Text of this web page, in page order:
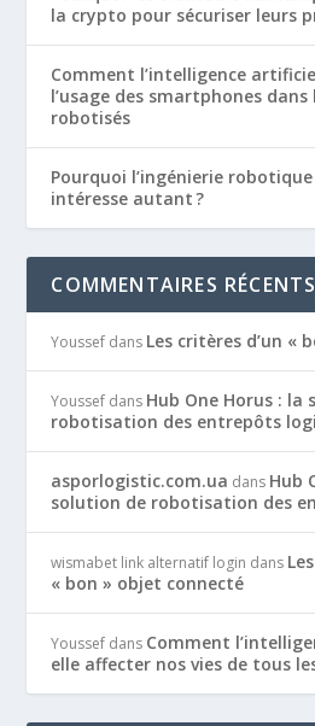
la crypto pour sécuriser leurs
Comment l’intelligence
l’usage des smartphones
robotisés
Pourquoi l’ingénierie
intéresse autant ?
COMMENTAIRES RÉCENTS
Youssef dans Les critères d’un «
Youssef dans Hub One Horus : la
robotisation des entrepôts
asporlogistic.com.ua dans Hub
solution de robotisation des
wismabet link alternatif login dans
« bon » objet connecté
Youssef dans Comment
elle affecter nos vies de tous